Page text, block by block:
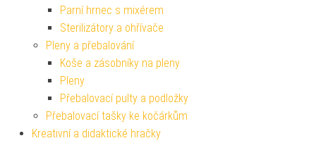
Parní hrnec s mixérem
Sterilizátory a ohřívače
Pleny a přebalování
Koše a zásobníky na pleny
Pleny
Přebalovací pulty a podložky
Přebalovací tašky ke kočárkům
Kreativní a didaktické hračky